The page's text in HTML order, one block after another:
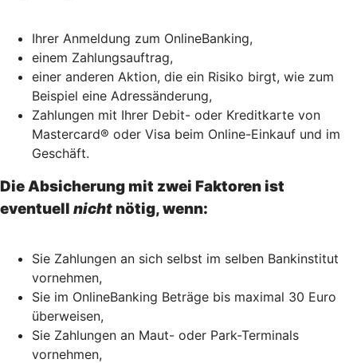
Ihrer Anmeldung zum OnlineBanking,
einem Zahlungsauftrag,
einer anderen Aktion, die ein Risiko birgt, wie zum
Beispiel eine Adressänderung,
Zahlungen mit Ihrer Debit- oder Kreditkarte von
Mastercard® oder Visa beim Online-Einkauf und im
Geschäft.
Die Absicherung mit zwei Faktoren ist
eventuell nicht nötig, wenn:
Sie Zahlungen an sich selbst im selben Bankinstitut
vornehmen,
Sie im OnlineBanking Beträge bis maximal 30 Euro
überweisen,
Sie Zahlungen an Maut- oder Park-Terminals
vornehmen,